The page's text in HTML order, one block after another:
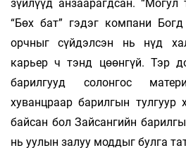
зүйлүүд анзаарагдсан. “Могул
“Бөх бат” гэдэг компани
орчныг сүйдэлсэн нь нүд
карьер ч тэнд цөөнгүй. Тэр
барилгууд со­лонгос
хуванцраар ба­рил­гын тулгуур
байсан бол Зайсангийн
нь уулын залуу мод­дыг булга